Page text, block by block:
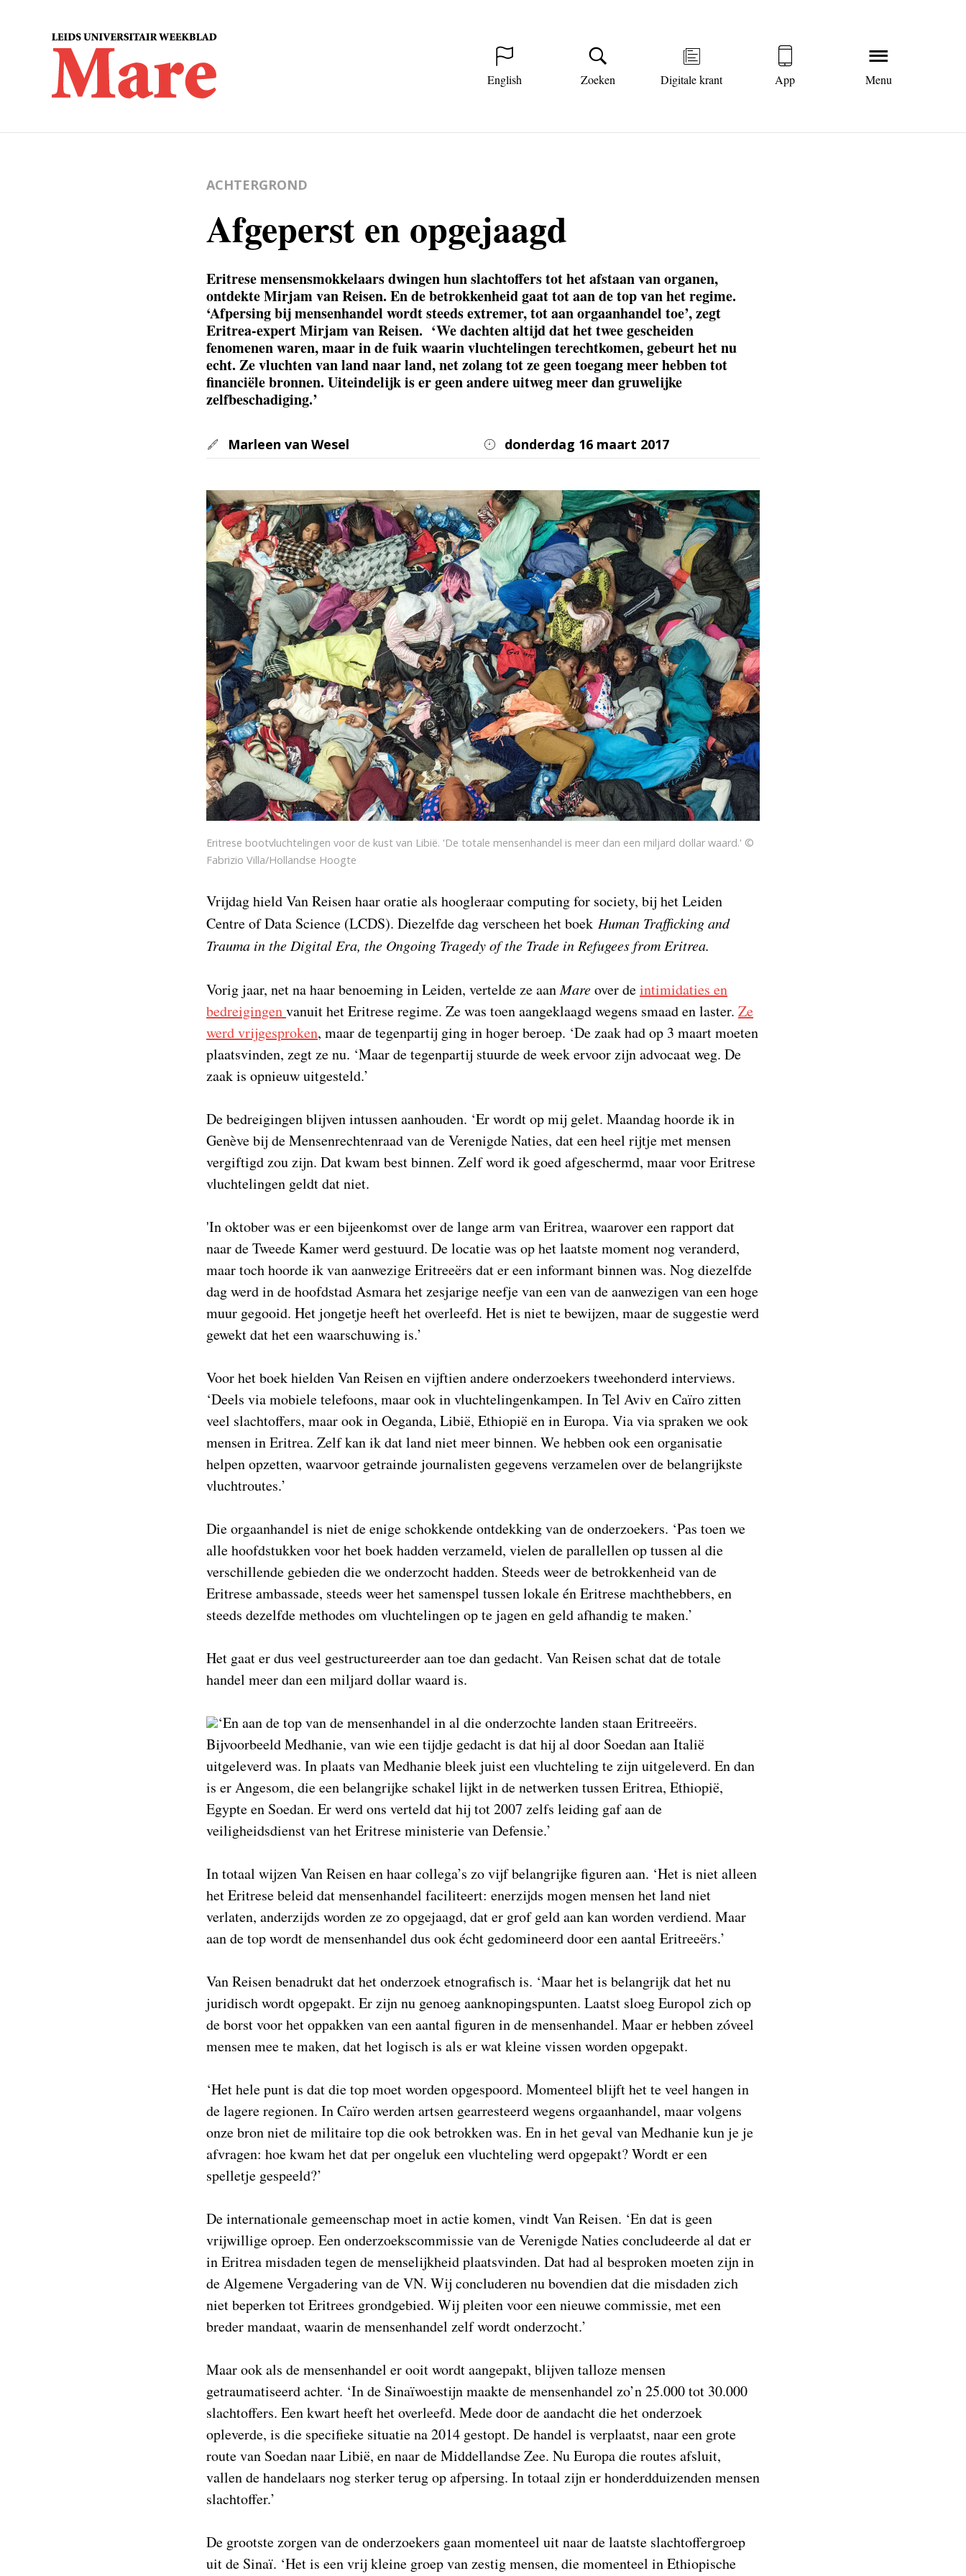
English Zoeken Digitale krant App Menu
ACHTERGROND
Afgeperst en opgejaagd
Eritrese mensensmokkelaars dwingen hun slachtoffers tot het afstaan van organen,
ontdekte Mirjam van Reisen. En de betrokkenheid gaat tot aan de top van het regime.
‘Afpersing bij mensenhandel wordt steeds extremer, tot aan orgaanhandel toe’, zegt
Eritrea-expert Mirjam van Reisen. ‘We dachten altijd dat het twee gescheiden
fenomenen waren, maar in de fuik waarin vluchtelingen terechtkomen, gebeurt het nu
echt. Ze vluchten van land naar land, net zolang tot ze geen toegang meer hebben tot
financiële bronnen. Uiteindelijk is er geen andere uitweg meer dan gruwelijke
zelfbeschadiging.’
Marleen van Wesel donderdag 16 maart 2017
Eritrese bootvluchtelingen voor de kust van Libië. 'De totale mensenhandel is meer dan een miljard dollar waard.' ©
Fabrizio Villa/Hollandse Hoogte
Vrijdag hield Van Reisen haar oratie als hoogleraar computing for society, bij het Leiden
Centre of Data Science (LCDS). Diezelfde dag verscheen het boek Human Trafficking and
Trauma in the Digital Era, the Ongoing Tragedy of the Trade in Refugees from Eritrea.
Vorig jaar, net na haar benoeming in Leiden, vertelde ze aanMareover deintimidaties en
bedreigingenvanuit het Eritrese regime. Ze was toen aangeklaagd wegens smaad en laster. Ze
werd vrijgesproken, maar de tegenpartij ging in hoger beroep. ‘De zaak had op 3 maart moeten
plaatsvinden, zegt ze nu. ‘Maar de tegenpartij stuurde de week ervoor zijn advocaat weg. De
zaak is opnieuw uitgesteld.’
De bedreigingen blijven intussen aanhouden. ‘Er wordt op mij gelet. Maandag hoorde ik in
Genève bij de Mensenrechtenraad van de Verenigde Naties, dat een heel rijtje met mensen
vergiftigd zou zijn. Dat kwam best binnen. Zelf word ik goed afgeschermd, maar voor Eritrese
vluchtelingen geldt dat niet.
'In oktober was er een bijeenkomst over de lange arm van Eritrea, waarover een rapport dat
naar de Tweede Kamer werd gestuurd. De locatie was op het laatste moment nog veranderd,
maar toch hoorde ik van aanwezige Eritreeërs dat er een informant binnen was. Nog diezelfde
dag werd in de hoofdstad Asmara het zesjarige neefje van een van de aanwezigen van een hoge
muur gegooid. Het jongetje heeft het overleefd. Het is niet te bewijzen, maar de suggestie werd
gewekt dat het een waarschuwing is.’
Voor het boek hielden Van Reisen en vijftien andere onderzoekers tweehonderd interviews.
‘Deels via mobiele telefoons, maar ook in vluchtelingenkampen. In Tel Aviv en Caïro zitten
veel slachtoffers, maar ook in Oeganda, Libië, Ethiopië en in Europa. Via via spraken we ook
mensen in Eritrea. Zelf kan ik dat land niet meer binnen. We hebben ook een organisatie
helpen opzetten, waarvoor getrainde journalisten gegevens verzamelen over de belangrijkste
vluchtroutes.’
Die orgaanhandel is niet de enige schokkende ontdekking van de onderzoekers. ‘Pas toen we
alle hoofdstukken voor het boek hadden verzameld, vielen de parallellen op tussen al die
verschillende gebieden die we onderzocht hadden. Steeds weer de betrokkenheid van de
Eritrese ambassade, steeds weer het samenspel tussen lokale én Eritrese machthebbers, en
steeds dezelfde methodes om vluchtelingen op te jagen en geld afhandig te maken.’
Het gaat er dus veel gestructureerder aan toe dan gedacht. Van Reisen schat dat de totale
handel meer dan een miljard dollar waard is.
‘En aan de top van de mensenhandel in al die onderzochte landen staan Eritreeërs.
Bijvoorbeeld Medhanie, van wie een tijdje gedacht is dat hij al door Soedan aan Italië
uitgeleverd was. In plaats van Medhanie bleek juist een vluchteling te zijn uitgeleverd. En dan
is er Angesom, die een belangrijke schakel lijkt in de netwerken tussen Eritrea, Ethiopië,
Egypte en Soedan. Er werd ons verteld dat hij tot 2007 zelfs leiding gaf aan de
veiligheidsdienst van het Eritrese ministerie van Defensie.’
In totaal wijzen Van Reisen en haar collega’s zo vijf belangrijke figuren aan. ‘Het is niet alleen
het Eritrese beleid dat mensenhandel faciliteert: enerzijds mogen mensen het land niet
verlaten, anderzijds worden ze zo opgejaagd, dat er grof geld aan kan worden verdiend. Maar
aan de top wordt de mensenhandel dus ook écht gedomineerd door een aantal Eritreeërs.’
Van Reisen benadrukt dat het onderzoek etnografisch is. ‘Maar het is belangrijk dat het nu
juridisch wordt opgepakt. Er zijn nu genoeg aanknopingspunten. Laatst sloeg Europol zich op
de borst voor het oppakken van een aantal figuren in de mensenhandel. Maar er hebben zóveel
mensen mee te maken, dat het logisch is als er wat kleine vissen worden opgepakt.
‘Het hele punt is dat die top moet worden opgespoord. Momenteel blijft het te veel hangen in
de lagere regionen. In Caïro werden artsen gearresteerd wegens orgaanhandel, maar volgens
onze bron niet de militaire top die ook betrokken was. En in het geval van Medhanie kun je je
afvragen: hoe kwam het dat per ongeluk een vluchteling werd opgepakt? Wordt er een
spelletje gespeeld?’
De internationale gemeenschap moet in actie komen, vindt Van Reisen. ‘En dat is geen
vrijwillige oproep. Een onderzoekscommissie van de Verenigde Naties concludeerde al dat er
in Eritrea misdaden tegen de menselijkheid plaatsvinden. Dat had al besproken moeten zijn in
de Algemene Vergadering van de VN. Wij concluderen nu bovendien dat die misdaden zich
niet beperken tot Eritrees grondgebied. Wij pleiten voor een nieuwe commissie, met een
breder mandaat, waarin de mensenhandel zelf wordt onderzocht.’
Maar ook als de mensenhandel er ooit wordt aangepakt, blijven talloze mensen
getraumatiseerd achter. ‘In de Sinaïwoestijn maakte de mensenhandel zo’n 25.000 tot 30.000
slachtoffers. Een kwart heeft het overleefd. Mede door de aandacht die het onderzoek
opleverde, is die specifieke situatie na 2014 gestopt. De handel is verplaatst, naar een grote
route van Soedan naar Libië, en naar de Middellandse Zee. Nu Europa die routes afsluit,
vallen de handelaars nog sterker terug op afpersing. In totaal zijn er honderdduizenden mensen
slachtoffer.’
De grootste zorgen van de onderzoekers gaan momenteel uit naar de laatste slachtoffergroep
uit de Sinaï. ‘Het is een vrij kleine groep van zestig mensen, die momenteel in Ethiopische